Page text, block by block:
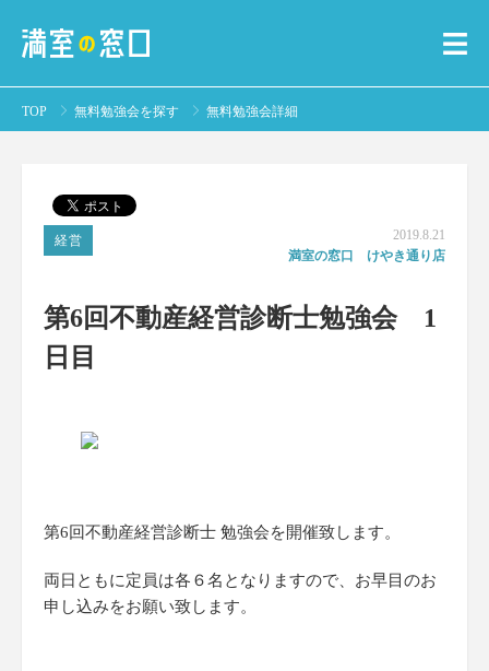
TOP 無料勉強会を探す 無料勉強会詳細
経営
2019.8.21
満室の窓口 けやき通り店
第6回不動産経営診断士勉強会 1
日目
第6回不動産経営診断士 勉強会を開催致します。
両日ともに定員は各６名となりますので、お早目のお
申し込みをお願い致します。